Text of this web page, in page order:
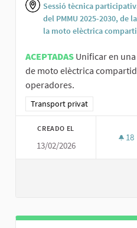
Sessió tècnica
del PMMU 2025-2030, de
la moto elèctrica
ACEPTADAS Unificar en
de moto elèctrica
operadores.
Resultados al filtrar por la
Transport privat
CREADO EL
13/02/2026
18